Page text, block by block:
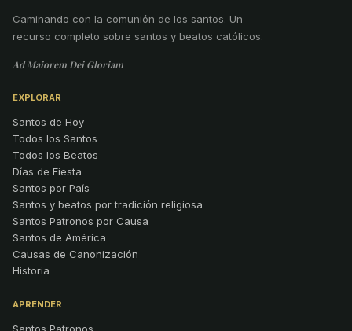
Caminando con la comunión de los santos. Un
recurso completo sobre santos y beatos católicos.
Ad Maiorem Dei Gloriam
EXPLORAR
Santos de Hoy
Todos los Santos
Todos los Beatos
Días de Fiesta
Santos por País
Santos y beatos por tradición religiosa
Santos Patronos por Causa
Santos de América
Causas de Canonización
Historia
APRENDER